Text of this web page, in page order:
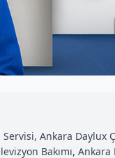
Ankara Daylux
Bakımı, Ankara